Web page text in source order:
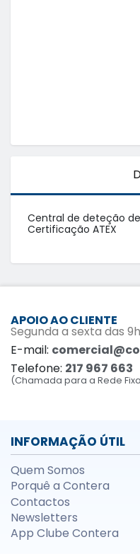
Central de deteção
Certificação ATEX
APOIO AO CLIENTE
Segunda a sexta das
E-mail:
Telefone: 217 967 663
(Chamada para a Rede
INFORMAÇÃO ÚTIL
Quem Somos
Porquê a Contera
Contactos
Newsletters
App Clube Contera